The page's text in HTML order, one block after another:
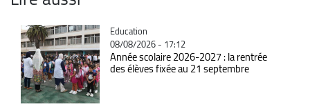
Catégorie
Education
08/08/2026 - 17:12
Année scolaire 2026-2027 : la rentrée
des élèves fixée au 21 septembre